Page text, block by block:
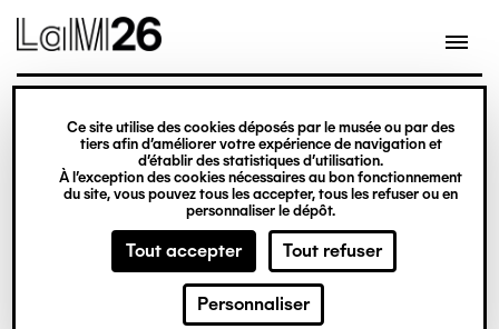
Gestion des cookies
Ce site utilise des cookies déposés par le musée ou par des
tiers afin d’améliorer votre expérience de navigation et
d’établir des statistiques d’utilisation.
À l’exception des cookies nécessaires au bon fonctionnement
du site, vous pouvez tous les accepter, tous les refuser ou en
personnaliser le dépôt.
Tout accepter Tout refuser
Personnaliser
contenu